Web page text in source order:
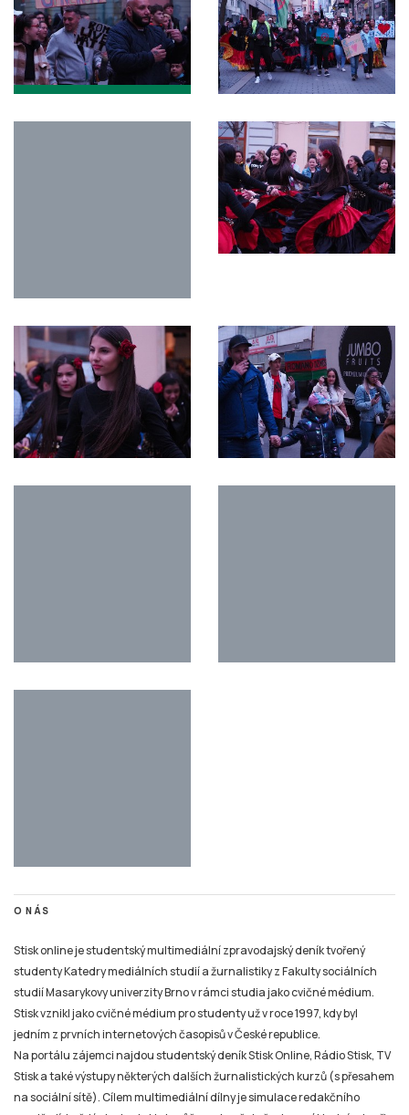
O NÁS
Stisk online je studentský multimediální zpravodajský deník tvořený
studií Masarykovy univerzity Brno v rámci studia jako cvičné médium.
Stisk vznikl jako cvičné médium pro studenty už v roce 1997, kdy byl
jedním z prvních internetových časopisů v České republice.
Na portálu zájemci najdou studentský deník Stisk Online, Rádio Stisk, TV
Stisk a také výstupy některých dalších žurnalistických kurzů (s přesahem
na sociální sítě). Cílem multimediální dílny je simulace redakčního
prostředí, každý student si tak může vyzkoušet všechny základní role při
výrobě online zpravodajského či publicistického obsahu i související